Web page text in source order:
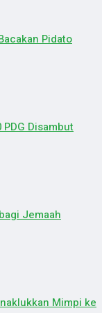
Pidato
Disambut
Jemaah
Mimpi ke